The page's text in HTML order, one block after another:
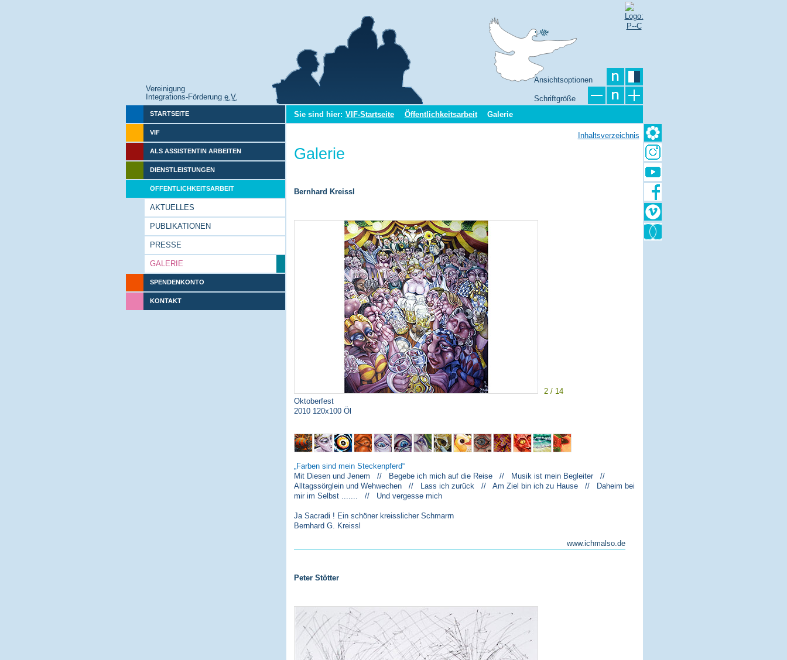
Vereinigung
Integrations-Förderung e.V.
Ansichtsoptionen
Schriftgröße
STARTSEITE
VIF
ALS ASSISTENTIN ARBEITEN
DIENSTLEISTUNGEN
ÖFFENTLICHKEITSARBEIT
AKTUELLES
PUBLIKATIONEN
PRESSE
GALERIE
SPENDENKONTO
KONTAKT
Sie sind hier: VIF-Startseite Öffentlichkeitsarbeit Galerie
Inhaltsverzeichnis
Galerie
Bernhard Kreissl
2 / 14
Oktoberfest
2010 120x100 Öl
Farben sind mein Steckenpferd
Mit Diesen und Jenem // Begebe ich mich auf die Reise // Musik ist mein Begleiter //
Alltagssörglein und Wehwechen // Lass ich zurück // Am Ziel bin ich zu Hause // Daheim bei
mir im Selbst ....... // Und vergesse mich
Ja Sacradi ! Ein schöner kreisslicher Schmarrn
Bernhard G. Kreissl
www.ichmalso.de
Peter Stötter